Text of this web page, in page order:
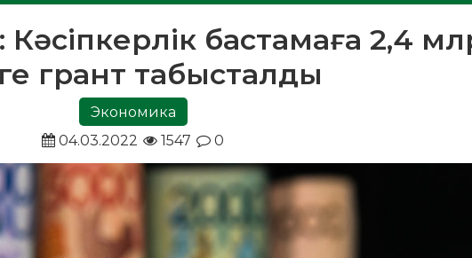
Кәсіпкерлік бастамаға 2,4
грант табысталды
Экономика
04.03.2022
1547 0